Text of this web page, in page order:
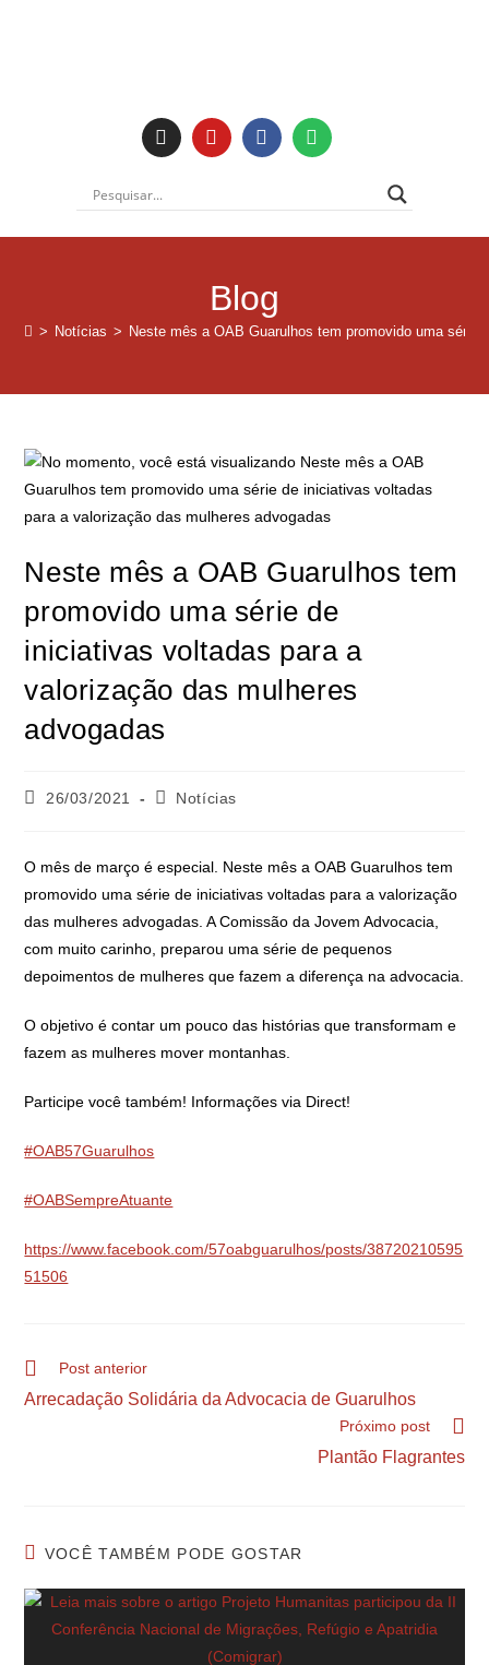
Blog
> Notícias > Neste mês a OAB Guarulhos tem promovido uma
Neste mês a OAB Guarulhos tem
promovido uma série de
iniciativas voltadas para a
valorização das mulheres
advogadas
26/03/2021 Notícias
O mês de março é especial. Neste mês a OAB Guarulhos tem
promovido uma série de iniciativas voltadas para a valorização
das mulheres advogadas. A Comissão da Jovem Advocacia,
com muito carinho, preparou uma série de pequenos
depoimentos de mulheres que fazem a diferença na advocacia.
O objetivo é contar um pouco das histórias que transformam e
fazem as mulheres mover montanhas.
Participe você também! Informações via Direct!
#OAB57Guarulhos
#OABSempreAtuante
https://www.facebook.com/57oabguarulhos/posts/38720210595
51506
Post anterior
Arrecadação Solidária da Advocacia de Guarulhos
Próximo post
Plantão Flagrantes
VOCÊ TAMBÉM PODE GOSTAR